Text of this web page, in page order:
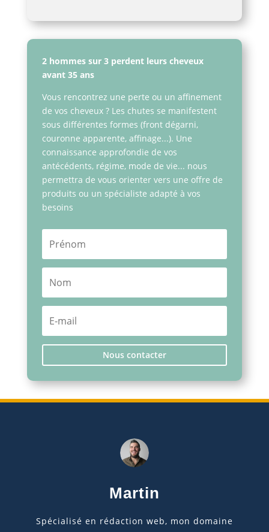
2 hommes sur 3 perdent leurs cheveux
avant 35 ans
Vous rencontrez une perte ou un affinement
de vos cheveux ? Les chutes se manifestent
sous différentes formes (front dégarni,
couronne apparente, affinage...). Une
connaissance approfondie de vos
antécédents, régime, mode de vie... nous
permettra de vous orienter vers une offre de
produits ou un spécialiste adapté à vos
besoins
Nous contacter
Martin
Spécialisé en rédaction web, mon domaine